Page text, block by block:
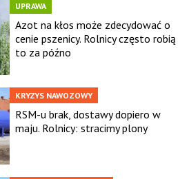
UPRAWA
Azot na kłos może zdecydować o
cenie pszenicy. Rolnicy często robią
to za późno
KRYZYS NAWOZOWY
RSM-u brak, dostawy dopiero w
maju. Rolnicy: stracimy plony